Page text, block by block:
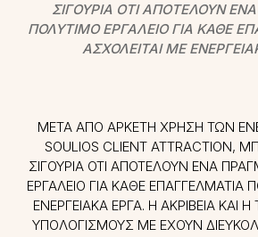
ΣΙΓΟΥΡΙΆ ΌΤΙ ΑΠΟΤΕΛΟΎΝ
ΠΟΛΎΤΙΜΟ ΕΡΓΑΛΕΊΟ ΓΙΑ ΚΆΘΕ
ΑΣΧΟΛΕΊΤΑΙ ΜΕ
ΜΕΤΆ ΑΠΌ ΑΡΚΕΤΉ ΧΡΉΣΗ ΤΩΝ
SOULIOS CLIENT
ΣΙΓΟΥΡΙΆ ΌΤΙ ΑΠΟΤΕΛΟΎΝ ΈΝΑ
ΕΡΓΑΛΕΊΟ ΓΙΑ ΚΆΘΕ ΕΠΑΓΓΕΛΜΑΤΊΑ
ΕΝΕΡΓΕΙΑΚΆ ΈΡΓΑ. Η ΑΚΡΊΒΕΙΑ ΚΑΙ
ΥΠΟΛΟΓΙΣΜΟΎΣ ΜΕ ΈΧΟΥΝ